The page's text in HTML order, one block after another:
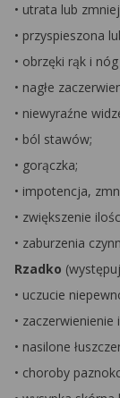
• utrata lub
• przyspieszona
• obrzęki rąk i
• nagłe
• niewyraźne
• ból stawów;
• gorączka;
• impotencja,
• zwiększenie
• zaburzenia
Rzadko
• uczucie
• zaczerwienienie
• nasilone
• choroby